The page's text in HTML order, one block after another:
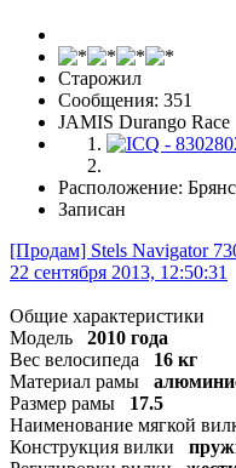
Старожил
Сообщения: 351
JAMIS Durango Race
Расположение:
Записан
[Продам] Stels Navigator
22 сентября 2013, 12:50:31
Общие характеристики
Модель 2010 года
Вес велосипеда 16 кг
Материал рамы
Размер рамы 17.5
Наименование мягкой
Конструкция вилки